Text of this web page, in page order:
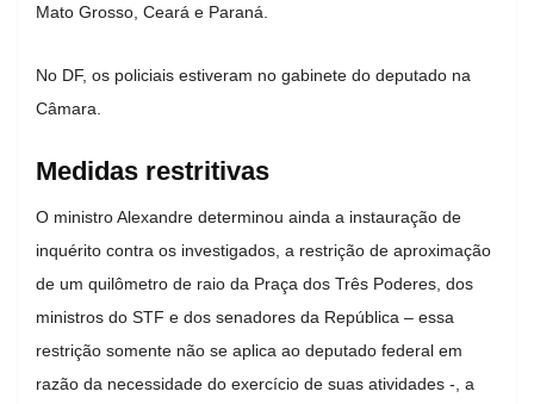
Mato Grosso, Ceará e Paraná.
No DF, os policiais estiveram no gabinete do deputado na
Câmara.
Medidas restritivas
O ministro Alexandre determinou ainda a instauração de
inquérito contra os investigados, a restrição de aproximação
de um quilômetro de raio da Praça dos Três Poderes, dos
ministros do STF e dos senadores da República – essa
restrição somente não se aplica ao deputado federal em
razão da necessidade do exercício de suas atividades -, a